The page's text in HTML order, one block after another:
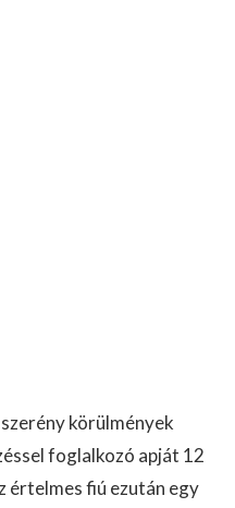
körülmények
foglalkozó apját 12
értelmes fiú ezután egy